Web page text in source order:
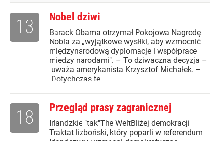
Nobel dziwi
Barack Obama otrzymał Pokojowa Nagrodę
Nobla za „wyjątkowe wysiłki, aby wzmocnić
międzynarodową dyplomacje i współprace
miedzy narodami". – To dziwaczna decyzja –
uważa amerykanista Krzysztof Michałek. –
Dotychczas te...
13
Przegląd prasy zagranicznej
Irlandzkie "tak"The WeltBliżej demokracji
Traktat lizboński, który poparli w referendum
18